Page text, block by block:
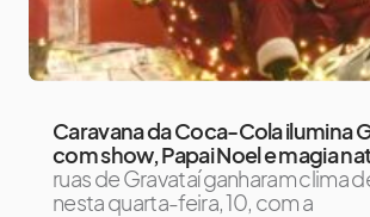
Caravana da Coca-Cola ilumina
com show, Papai Noel e magia
ruas de Gravataí ganharam clima
nesta quarta-feira, 10, com a